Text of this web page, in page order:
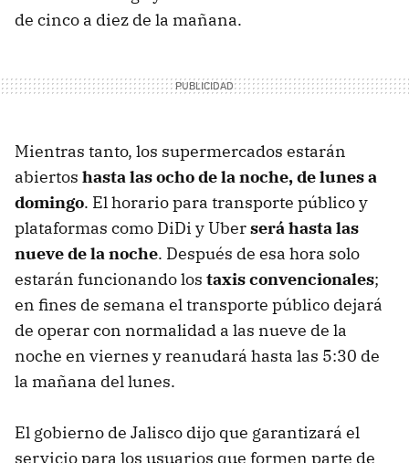
de cinco a diez de la mañana.
Mientras tanto, los supermercados estarán
abiertos hasta las ocho de la noche, de lunes a
domingo. El horario para transporte público y
plataformas como DiDi y Uberserá hasta las
nueve de la noche. Después de esa hora solo
estarán funcionando los taxis convencionales;
en fines de semana el transporte público dejará
de operar con normalidad a las nueve de la
noche en viernes y reanudará hasta las 5:30 de
la mañana del lunes.
El gobierno de Jalisco dijo que garantizará el
servicio para los usuarios que formen parte de